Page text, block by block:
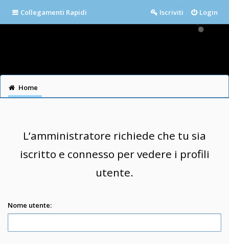
Collegamenti Rapidi Login
Iscriviti
Home
L’amministratore richiede che tu sia
iscritto e connesso per vedere i profili
utente.
Nome utente: